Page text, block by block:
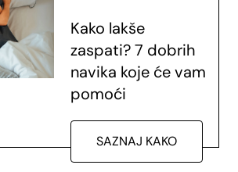
Kako lakše
zaspati? 7 dobrih
navika koje će vam
pomoći
SAZNAJ KAKO